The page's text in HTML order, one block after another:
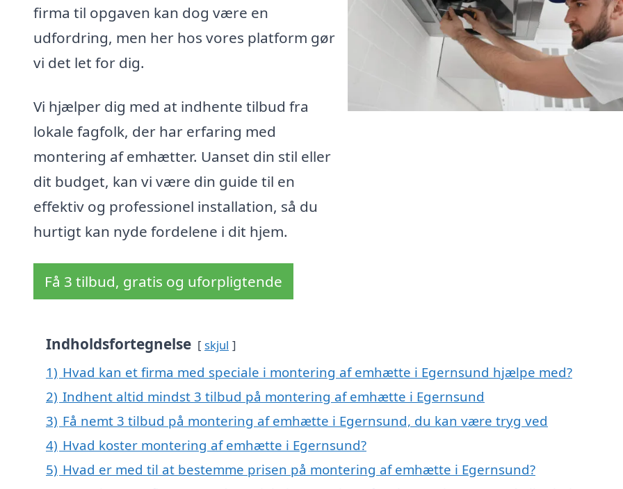
firma til opgaven kan dog være en
udfordring, men her hos vores platform gør
vi det let for dig.
Vi hjælper dig med at indhente tilbud fra
lokale fagfolk, der har erfaring med
montering af emhætter. Uanset din stil eller
dit budget, kan vi være din guide til en
effektiv og professionel installation, så du
hurtigt kan nyde fordelene i dit hjem.
Få 3 tilbud, gratis og uforpligtende
Indholdsfortegnelse skjul
1) Hvad kan et firma med speciale i montering af emhætte i Egernsund hjælpe med?
2) Indhent altid mindst 3 tilbud på montering af emhætte i Egernsund
3) Få nemt 3 tilbud på montering af emhætte i Egernsund, du kan være tryg ved
4) Hvad koster montering af emhætte i Egernsund?
5) Hvad er med til at bestemme prisen på montering af emhætte i Egernsund?